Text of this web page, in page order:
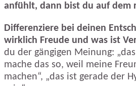
anfühlt, dann bist du auf dem
Differenziere bei deinen
wirklich Freude und was ist
du der gängigen Meinung:
mache das so, weil meine
machen“, „das ist gerade der